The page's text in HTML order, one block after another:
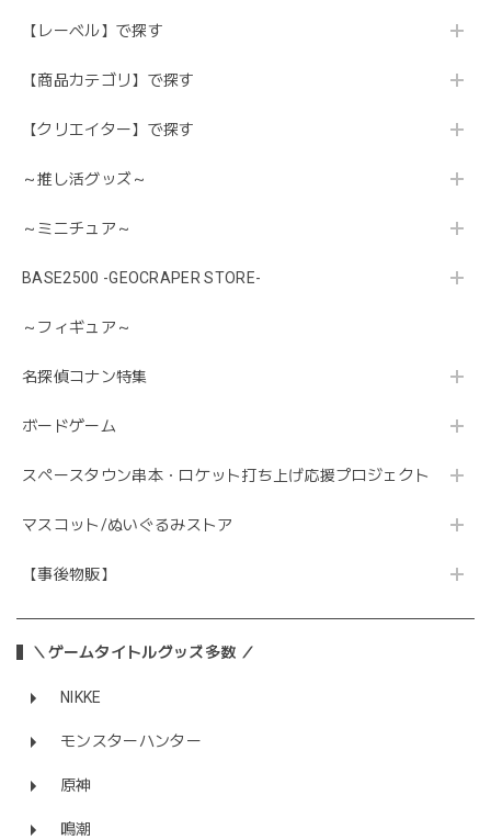
【レーベル】で探す
【商品カテゴリ】で探す
【クリエイター】で探す
～推し活グッズ～
～ミニチュア～
BASE2500 -GEOCRAPER STORE-
～フィギュア～
名探偵コナン特集
ボードゲーム
スペースタウン串本・ロケット打ち上げ応援プロジェクト
マスコット/ぬいぐるみストア
【事後物販】
＼ゲームタイトルグッズ多数 ／
NIKKE
モンスターハンター
原神
鳴潮